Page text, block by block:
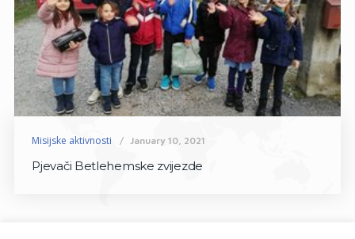
Misijske aktivnosti January 10, 2021
Pjevači Betlehemske zvijezde